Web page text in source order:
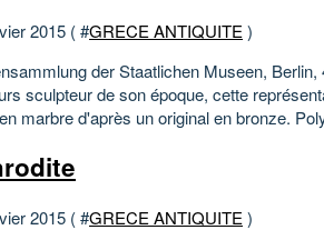
2015 ( #GRECE ANTIQUITE )
der Staatlichen Museen,
sculpteur de son époque, cette
marbre d'après un original en bronze.
2015 ( #GRECE ANTIQUITE )